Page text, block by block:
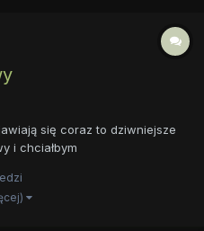
się coraz to dziwniejsze
i chciałbym
się dwie dzikie zabawy, a